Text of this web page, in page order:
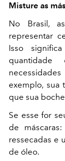
Misture as
No Brasil,
representar
Isso
exemplo, sua
que sua
Se esse for
de
ressecadas e
de óleo.